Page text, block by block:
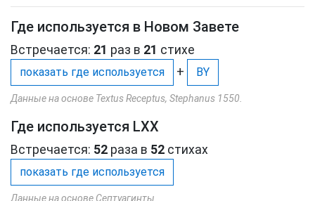
Где используется в Новом Завете
Встречается: 21 раз в 21 стихе
показать где используется + BY
Данные на основе Textus Receptus, Stephanus 1550.
Где используется LXX
Встречается: 52 раза в 52 стихах
показать где используется
Данные на основе Септуагинты.